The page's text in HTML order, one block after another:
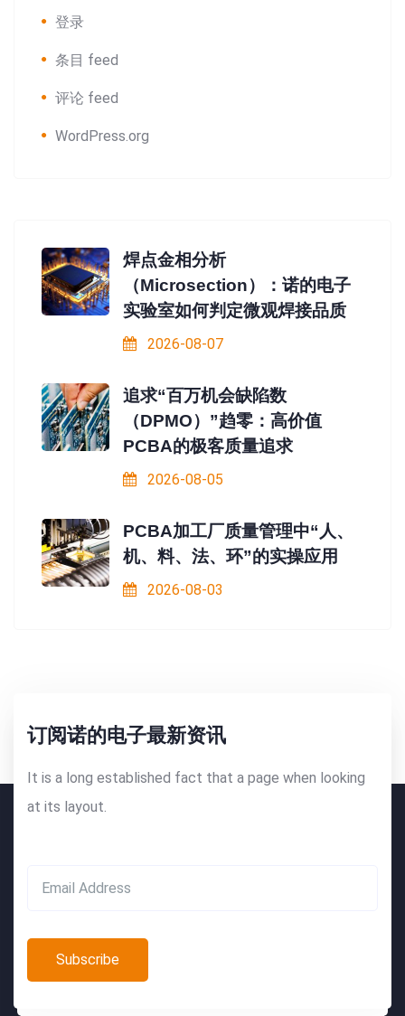
登录
条目 feed
评论 feed
WordPress.org
焊点金相分析
（Microsection）：诺的电子
实验室如何判定微观焊接品质
2026-08-07
追求“百万机会缺陷数
（DPMO）”趋零：高价值
PCBA的极客质量追求
2026-08-05
PCBA加工厂质量管理中“人、
机、料、法、环”的实操应用
2026-08-03
订阅诺的电子最新资讯
It is a long established fact that a page when looking
at its layout.